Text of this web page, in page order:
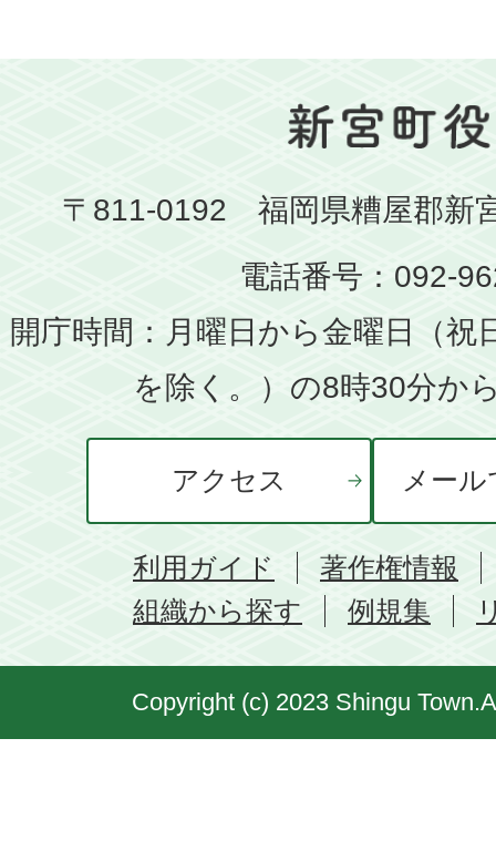
〒811-0192 福岡県糟屋郡新
電話番号：092-
開庁時間：月曜日から金曜日（祝
を除く。）の8時30分か
アクセス メー
利用ガイド
著作権情報
組織から探す
例規集
Copyright (c) 2023 Shingu